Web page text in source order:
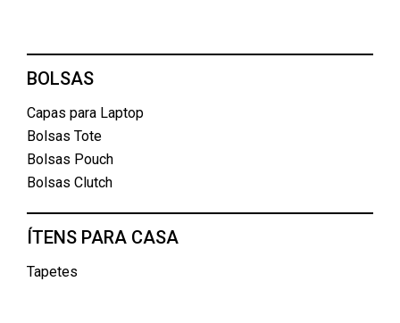
BOLSAS
Capas para Laptop
Bolsas Tote
Bolsas Pouch
Bolsas Clutch
ÍTENS PARA CASA
Tapetes